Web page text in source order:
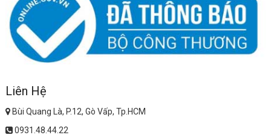
Liên Hệ
Bùi Quang Là, P.12, Gò Vấp, Tp.HCM
0931.48.44.22